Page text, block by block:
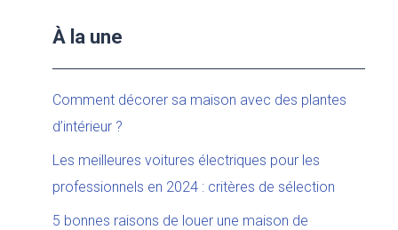
À la une
Comment décorer sa maison avec des plantes
d’intérieur ?
Les meilleures voitures électriques pour les
professionnels en 2024 : critères de sélection
5 bonnes raisons de louer une maison de